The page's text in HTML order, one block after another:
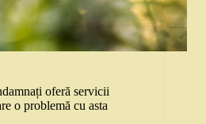
oferă servicii
o problemă cu asta